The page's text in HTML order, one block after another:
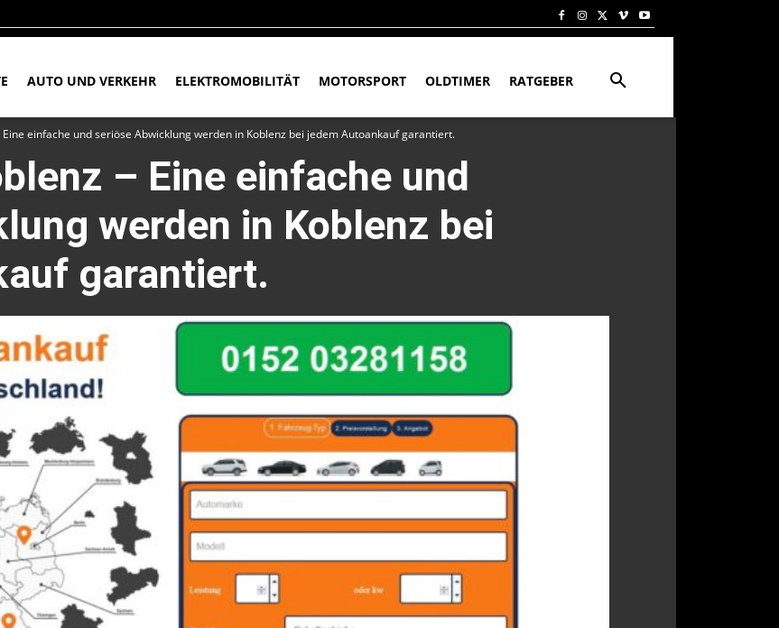
AUTO UND VERKEHR ELEKTROMOBILITÄT MOTORSPORT OLDTIMER RATGEBER
einfache und seriöse Abwicklung werden in Koblenz bei jedem Autoankauf garantiert.
– Eine einfache und
werden in Koblenz bei
garantiert.